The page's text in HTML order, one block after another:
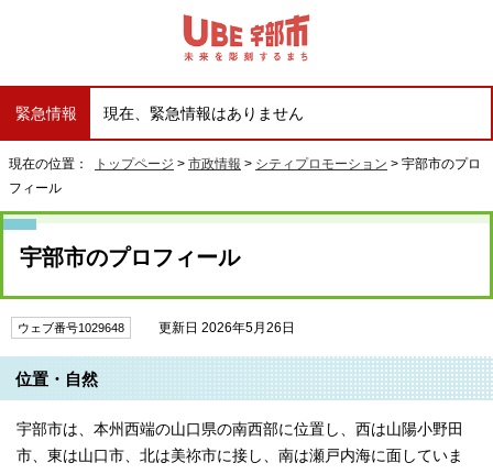
緊急情報 現在、緊急情報はありません
現在の位置： トップページ > 市政情報 > シティプロモーション > 宇部市のプロ
フィール
宇部市のプロフィール
ウェブ番号1029648 更新日 2026年5月26日
位置・自然
宇部市は、本州西端の山口県の南西部に位置し、西は山陽小野田
市、東は山口市、北は美祢市に接し、南は瀬戸内海に面していま